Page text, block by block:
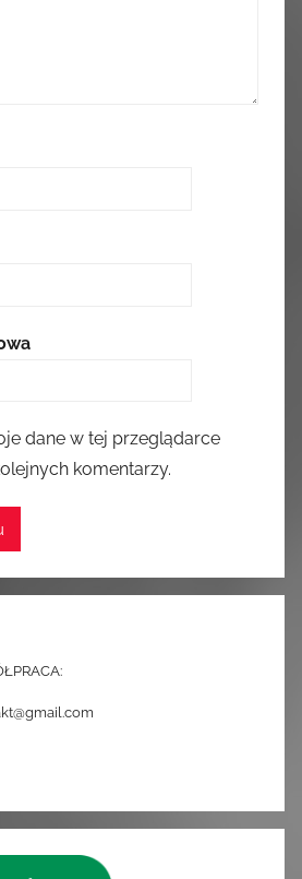
dane w tej przeglądarce
komentarzy.